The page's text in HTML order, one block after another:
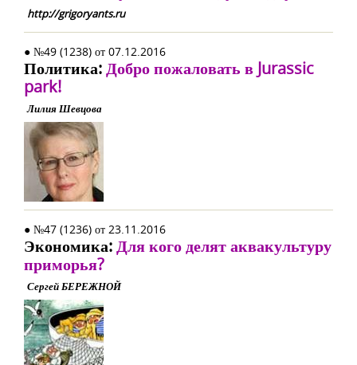
http://grigoryants.ru
● №49 (1238) от 07.12.2016
Политика:Добро пожаловать в Jurassic
park!
Лилия Шевцова
● №47 (1236) от 23.11.2016
Экономика:Для кого делят аквакультуру
приморья?
Сергей БЕРЕЖНОЙ